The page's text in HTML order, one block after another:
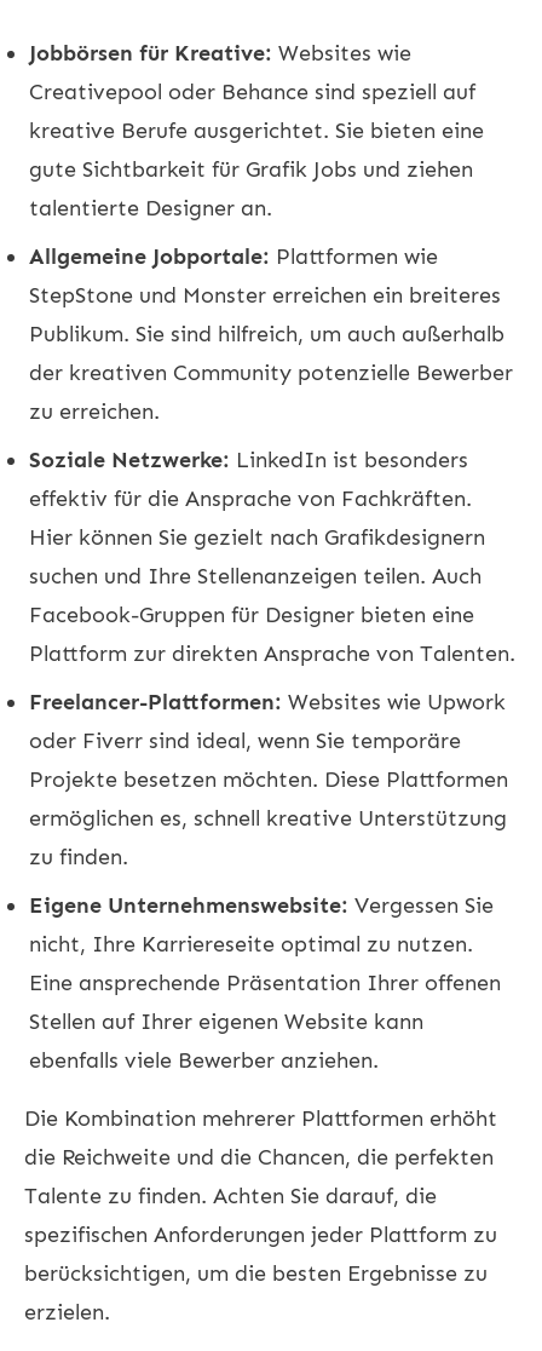
Jobbörsen für Kreative: Websites wie
Creativepool oder Behance sind speziell auf
kreative Berufe ausgerichtet. Sie bieten eine
gute Sichtbarkeit für Grafik Jobs und ziehen
talentierte Designer an.
Allgemeine Jobportale: Plattformen wie
StepStone und Monster erreichen ein breiteres
Publikum. Sie sind hilfreich, um auch außerhalb
der kreativen Community potenzielle Bewerber
zu erreichen.
Soziale Netzwerke: LinkedIn ist besonders
effektiv für die Ansprache von Fachkräften.
Hier können Sie gezielt nach Grafikdesignern
suchen und Ihre Stellenanzeigen teilen. Auch
Facebook-Gruppen für Designer bieten eine
Plattform zur direkten Ansprache von Talenten.
Freelancer-Plattformen: Websites wie Upwork
oder Fiverr sind ideal, wenn Sie temporäre
Projekte besetzen möchten. Diese Plattformen
ermöglichen es, schnell kreative Unterstützung
zu finden.
Eigene Unternehmenswebsite: Vergessen Sie
nicht, Ihre Karriereseite optimal zu nutzen.
Eine ansprechende Präsentation Ihrer offenen
Stellen auf Ihrer eigenen Website kann
ebenfalls viele Bewerber anziehen.
Die Kombination mehrerer Plattformen erhöht
die Reichweite und die Chancen, die perfekten
Talente zu finden. Achten Sie darauf, die
spezifischen Anforderungen jeder Plattform zu
berücksichtigen, um die besten Ergebnisse zu
erzielen.